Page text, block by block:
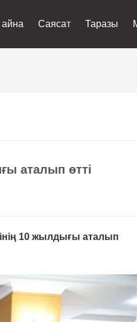
Саясат Таразы
аталып өтті
10 жылдығы аталып